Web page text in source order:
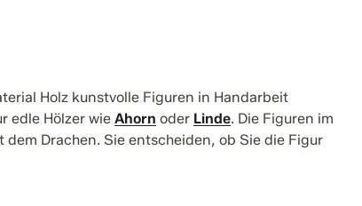
Holz kunstvolle Figuren in Handarbeit
edle Hölzer wie Ahorn oder Linde. Die Figuren im
Drachen. Sie entscheiden, ob Sie die Figur